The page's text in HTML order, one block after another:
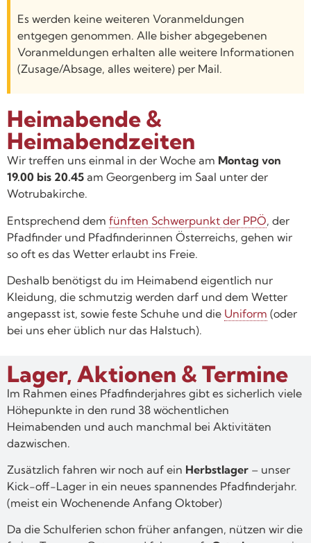
Es werden keine weiteren Voranmeldungen
entgegen genommen. Alle bisher abgegebenen
Voranmeldungen erhalten alle weitere Informationen
(Zusage/Absage, alles weitere) per Mail.
Heimabende &
Heimabendzeiten
Wir treffen uns einmal in der Woche am Montag von
19.00 bis 20.45 am Georgenberg im Saal unter der
Wotrubakirche.
Entsprechend dem fünften Schwerpunkt der PPÖ, der
Pfadfinder und Pfadfinderinnen Österreichs, gehen wir
so oft es das Wetter erlaubt ins Freie.
Deshalb benötigst du im Heimabend eigentlich nur
Kleidung, die schmutzig werden darf und dem Wetter
angepasst ist, sowie feste Schuhe und die Uniform (oder
bei uns eher üblich nur das Halstuch).
Lager, Aktionen & Termine
Im Rahmen eines Pfadfinderjahres gibt es sicherlich viele
Höhepunkte in den rund 38 wöchentlichen
Heimabenden und auch manchmal bei Aktivitäten
dazwischen.
Zusätzlich fahren wir noch auf ein Herbstlager – unser
Kick-off-Lager in ein neues spannendes Pfadfinderjahr.
(meist ein Wochenende Anfang Oktober)
Da die Schulferien schon früher anfangen, nützen wir die